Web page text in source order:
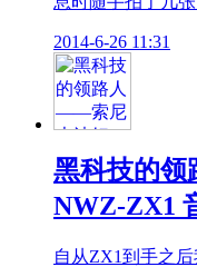
2014-6-26 11:31
黑科技的
NWZ-ZX1
自从ZX1到手之